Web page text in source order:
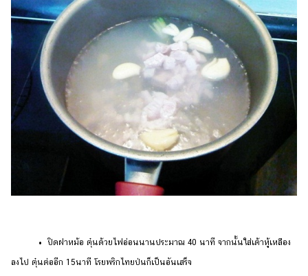
• ปิดฝาหม้อ ตุ๋นด้วยไฟอ่อนนานประมาณ 40 นาที จากนั้นใส่เต้าหู้เหลือง
ลงไป ตุ๋นต่ออีก 15นาที โรยพริกไทยป่นก็เป็นอันเสร็จ